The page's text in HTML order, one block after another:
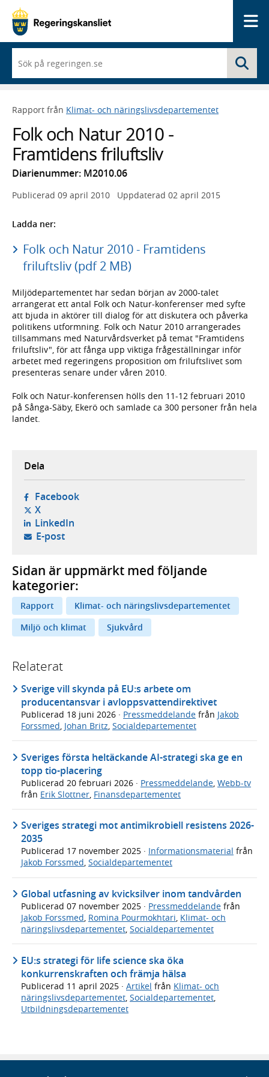
du
börjar
skriva
framträder
lista
med
sökförslag
Rapport från Klimat- och näringslivsdepartementet
Folk och Natur 2010 -
Framtidens friluftsliv
Diarienummer: M2010.06
Publicerad 09 april 2010 Uppdaterad 02 april 2015
Ladda ner:
Folk och Natur 2010 - Framtidens
friluftsliv (pdf 2 MB)
Miljödepartementet har sedan början av 2000-talet
arrangerat ett antal Folk och Natur-konferenser med syfte
att bjuda in aktörer till dialog för att diskutera och påverka
politikens utformning. Folk och Natur 2010 arrangerades
tillsammans med Naturvårdsverket på temat "Framtidens
friluftsliv", för att fånga upp viktiga frågeställningar inför
arbetet med regeringens proposition om friluftslivet som
presenteras senare under våren 2010.
Folk och Natur-konferensen hölls den 11-12 februari 2010
på Sånga-Säby, Ekerö och samlade ca 300 personer från hela
landet.
Dela
Facebook- öppnas i ny flik, extern webbplats,
X- öppnas i ny flik, extern webbplats,
LinkedIn- öppnas i ny flik, extern webbplats,
E-post- öppnar din e-postklient,
Sidan är uppmärkt med följande
kategorier:
Rapport
Klimat- och näringslivsdepartementet
Miljö och klimat
Sjukvård
Relaterat
Sverige vill skynda på EU:s arbete om
producentansvar i avloppsvattendirektivet
Publicerad 18 juni 2026 · Pressmeddelande från Jakob
Forssmed, Johan Britz, Socialdepartementet
Sveriges första heltäckande AI-strategi ska ge en
topp tio-placering
Publicerad 20 februari 2026 · Pressmeddelande Webb-tv
från Erik Slottner Finansdepartementet
Sveriges strategi mot antimikrobiell resistens 2026-
2035
Publicerad 17 november 2025 · Informationsmaterial från
Jakob Forssmed, Socialdepartementet
Global utfasning av kvicksilver inom tandvården
Publicerad 07 november 2025 · Pressmeddelande från
Jakob Forssmed, Romina Pourmokhtari, Klimat- och
näringslivsdepartementet, Socialdepartementet
EU:s strategi för life science ska öka
konkurrenskraften och främja hälsa
Publicerad 11 april 2025 · Artikel från Klimat- och
näringslivsdepartementet Socialdepartementet
Utbildningsdepartementet